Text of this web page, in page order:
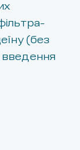
(без
введення